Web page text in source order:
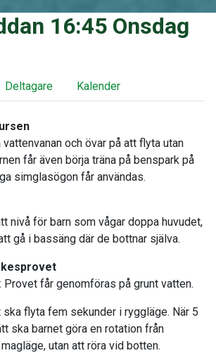
16:45 Onsdag
Deltagare Kalender
och övar på att flyta utan
får även börja träna på benspark på
simglasögon får användas.
nivå för barn som vågar doppa huvudet,
gå i bassäng där de bottnar själva.
: Provet får genomföras på grunt vatten.
ska flyta fem sekunder i ryggläge. När 5
ska barnet göra en rotation från
utan att röra vid botten.